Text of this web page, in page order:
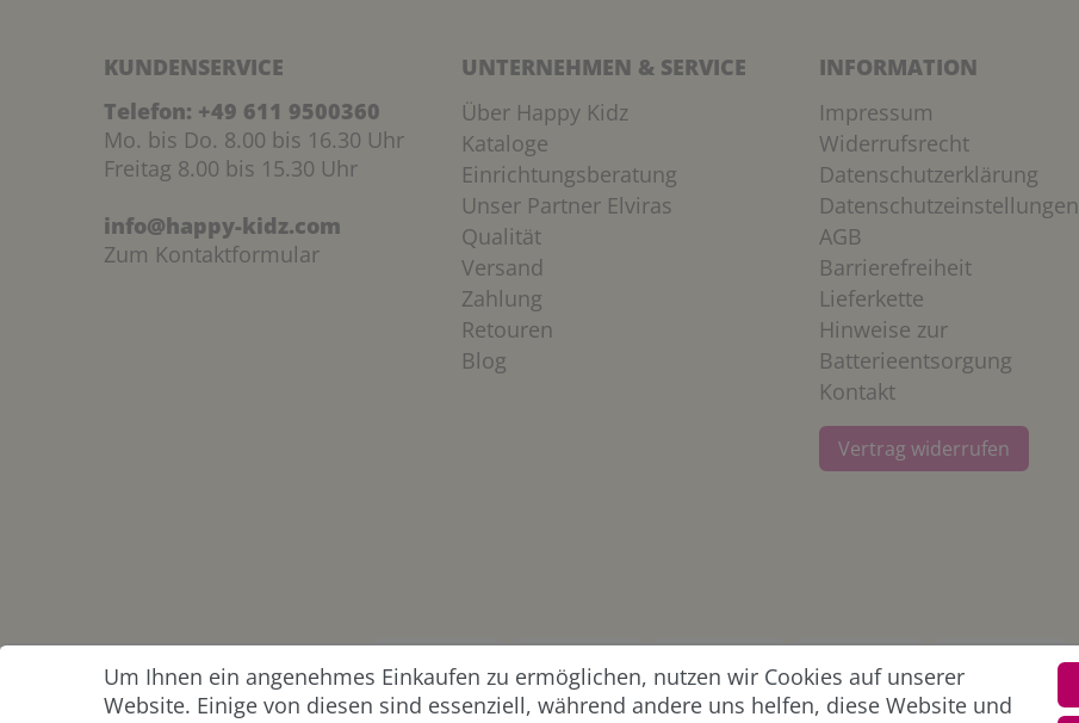
KUNDENSERVICE
Telefon: +49 611 9500360
Mo. bis Do. 8.00 bis 16.30 Uhr
Freitag 8.00 bis 15.30 Uhr
info@happy-kidz.com
Zum Kontaktformular
UNTERNEHMEN & SERVICE
Über Happy Kidz
Kataloge
Einrichtungsberatung
Unser Partner Elviras
Qualität
Versand
Zahlung
Retouren
Blog
INFORMATION
Impressum
Widerrufsrecht
Datenschutzerklärung
Datenschutzeinstellungen
AGB
Barrierefreiheit
Lieferkette
Hinweise zur
Batterieentsorgung
Kontakt
Vertrag widerrufen
ZAHLUNG &
VERSAND
Um Ihnen ein angenehmes Einkaufen zu ermöglichen, nutzen wir Cookies auf unserer
Website. Einige von diesen sind essenziell, während andere uns helfen, diese Website und